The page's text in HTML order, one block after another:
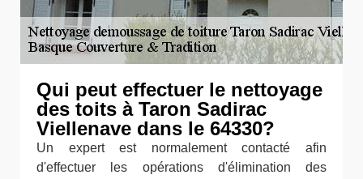
Qui peut effectuer le nettoyage
des toits à Taron Sadirac
Viellenave dans le 64330?
Un expert est normalement contacté afin
d'effectuer les opérations d'élimination des